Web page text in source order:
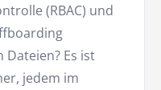
(RBAC) und
Dateien? Es ist
jedem im